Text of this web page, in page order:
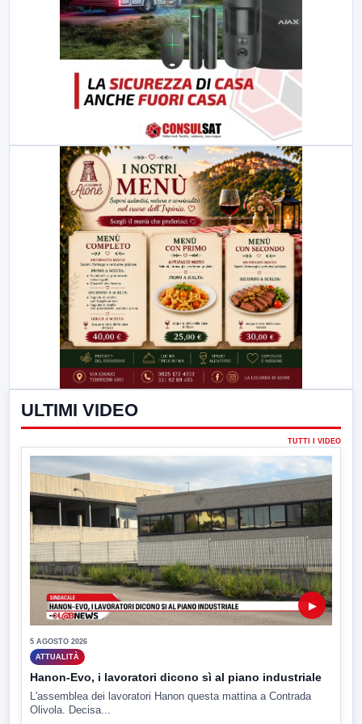
ULTIMI VIDEO
TUTTI I VIDEO
▶
5 AGOSTO 2026
ATTUALITÀ
Hanon-Evo, i lavoratori dicono sì al piano industriale
L'assemblea dei lavoratori Hanon questa mattina a Contrada
Olivola. Decisa...